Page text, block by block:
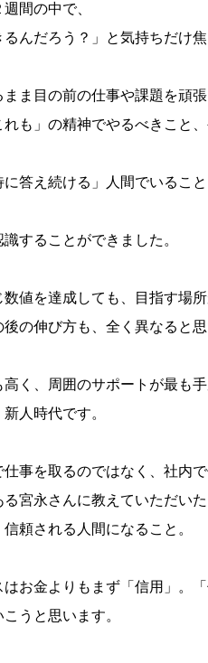
間の中で、
るんだろう？」と気持ちだけ
ま目の前の仕事や課題を頑
も」の精神でやるべきこと
答え続ける」人間でいること
することができました。
値を達成しても、目指す場
の伸び方も、全く異なると思
く、周囲のサポートが最も
人時代です。
事を取るのではなく、社内
宮永さんに教えていただい
頼される人間になること。
お金よりもまず「信用」。
うと思います。